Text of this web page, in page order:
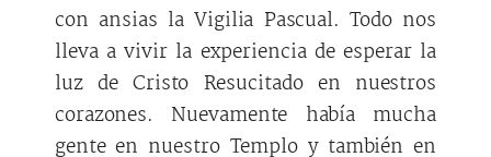
con ansias la Vigilia Pascual. Todo nos
lleva a vivir la experiencia de esperar la
luz de Cristo Resucitado en nuestros
corazones. Nuevamente había mucha
gente en nuestro Templo y también en